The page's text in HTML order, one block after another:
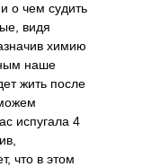
о чем судить
видя
химию
наше
жить после
испугала 4
что в этом